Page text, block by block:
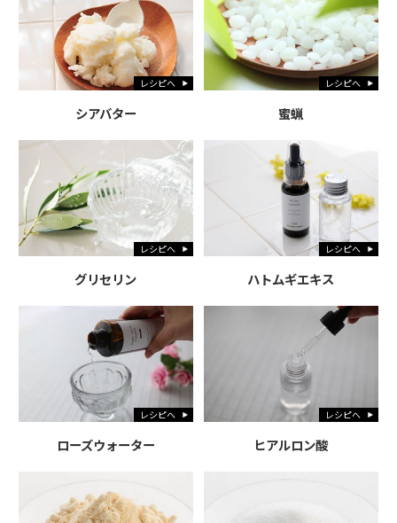
レシピへ
シアバター
レシピへ
蜜蝋
レシピへ
グリセリン
レシピへ
ハトムギエキス
レシピへ
ローズウォーター
レシピへ
ヒアルロン酸